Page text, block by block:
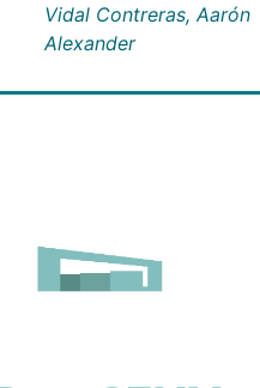
Vidal Contreras, Aarón
Alexander